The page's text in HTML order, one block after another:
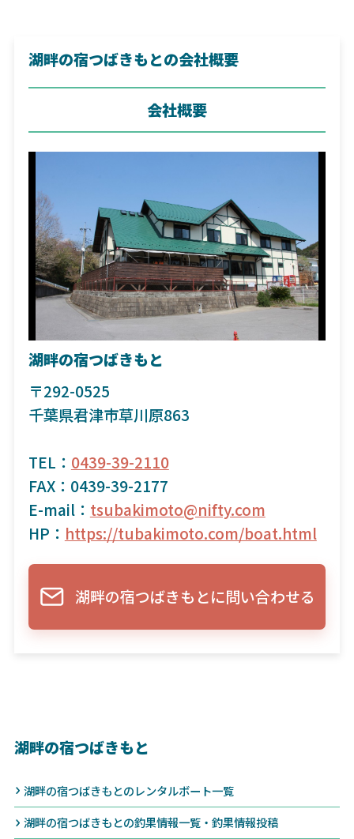
湖畔の宿つばきもとの会社概要
会社概要
湖畔の宿つばきもと
〒292-0525
千葉県君津市草川原863
TEL： 0439-39-2110
FAX：0439-39-2177
E-mail： tsubakimoto@nifty.com
HP： https://tubakimoto.com/boat.html
湖畔の宿つばきもとに問い合わせる
湖畔の宿つばきもと
湖畔の宿つばきもとのレンタルボート一覧
湖畔の宿つばきもとの釣果情報一覧・釣果情報投稿